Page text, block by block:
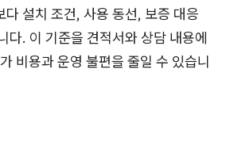
다 설치 조건, 사용 동선, 보증 대응
다. 이 기준을 견적서와 상담 내용에
비용과 운영 불편을 줄일 수 있습니